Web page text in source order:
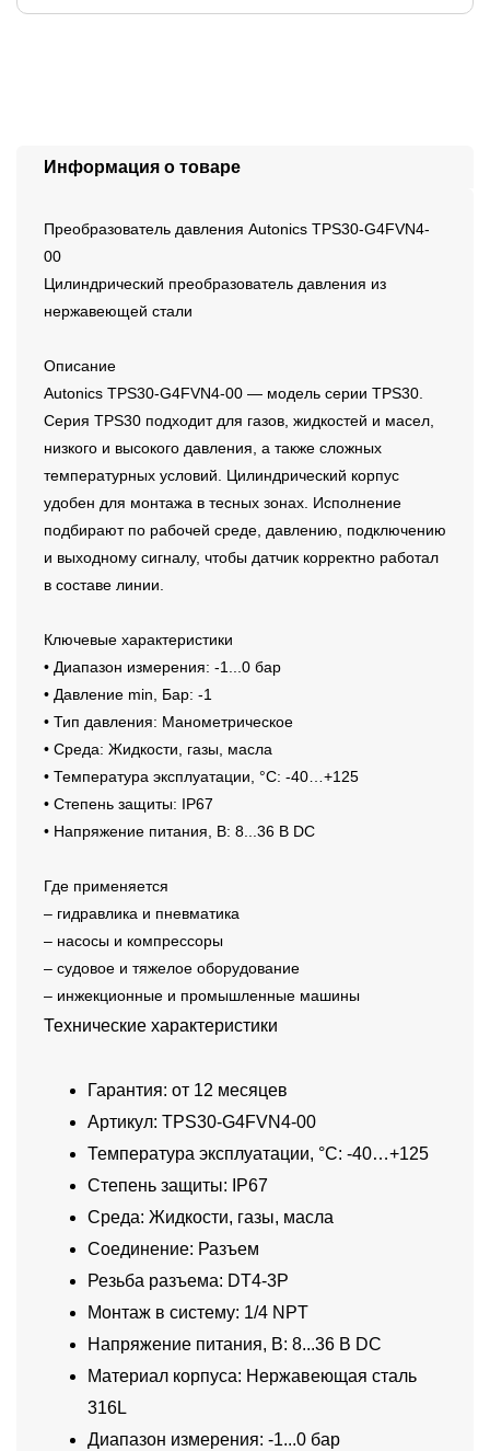
Информация о товаре
Преобразователь давления Autonics TPS30-G4FVN4-
00
Цилиндрический преобразователь давления из
нержавеющей стали
Описание
Autonics TPS30-G4FVN4-00 — модель серии TPS30.
Серия TPS30 подходит для газов, жидкостей и масел,
низкого и высокого давления, а также сложных
температурных условий. Цилиндрический корпус
удобен для монтажа в тесных зонах. Исполнение
подбирают по рабочей среде, давлению, подключению
и выходному сигналу, чтобы датчик корректно работал
в составе линии.
Ключевые характеристики
• Диапазон измерения: -1...0 бар
• Давление min, Бар: -1
• Тип давления: Манометрическое
• Среда: Жидкости, газы, масла
• Температура эксплуатации, °C: -40…+125
• Степень защиты: IP67
• Напряжение питания, В: 8...36 В DC
Где применяется
– гидравлика и пневматика
– насосы и компрессоры
– судовое и тяжелое оборудование
– инжекционные и промышленные машины
Технические характеристики
Гарантия: от 12 месяцев
Артикул: TPS30-G4FVN4-00
Температура эксплуатации, °C: -40…+125
Степень защиты: IP67
Среда: Жидкости, газы, масла
Соединение: Разъем
Резьба разъема: DT4-3P
Монтаж в систему: 1/4 NPT
Напряжение питания, В: 8...36 В DC
Материал корпуса: Нержавеющая сталь
316L
Диапазон измерения: -1...0 бар